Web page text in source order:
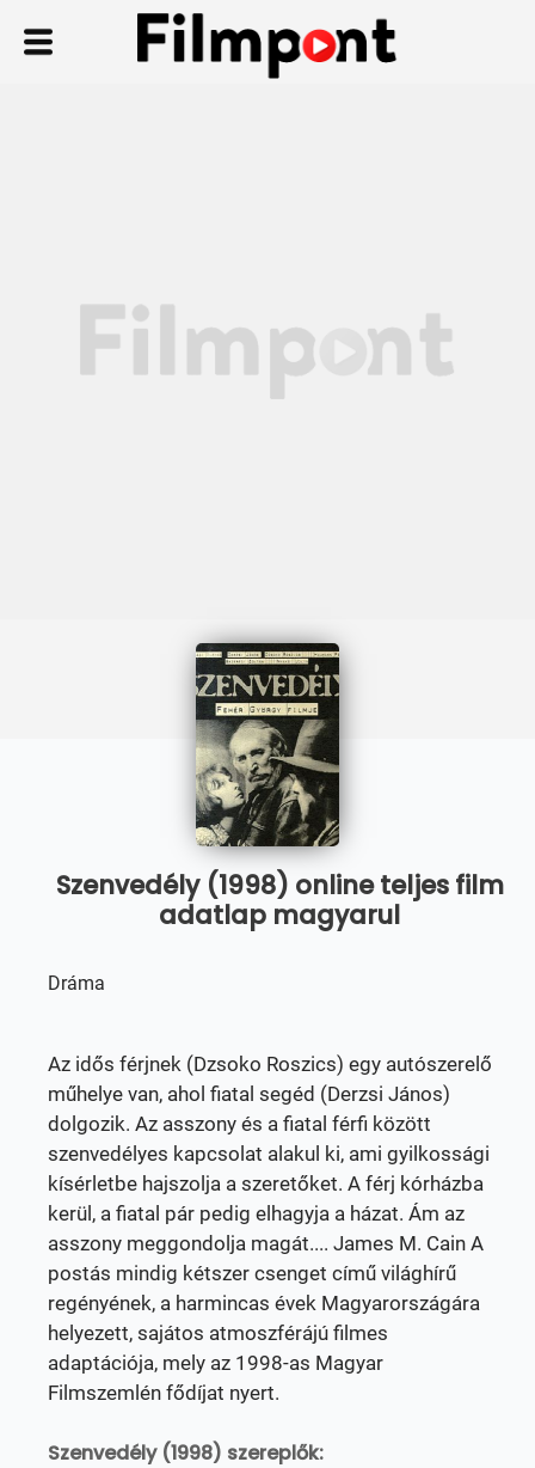
Szenvedély (1998) online teljes film
adatlap magyarul
Dráma
Az idős férjnek (Dzsoko Roszics) egy autószerelő
műhelye van, ahol fiatal segéd (Derzsi János)
dolgozik. Az asszony és a fiatal férfi között
szenvedélyes kapcsolat alakul ki, ami gyilkossági
kísérletbe hajszolja a szeretőket. A férj kórházba
kerül, a fiatal pár pedig elhagyja a házat. Ám az
asszony meggondolja magát.... James M. Cain A
postás mindig kétszer csenget című világhírű
regényének, a harmincas évek Magyarországára
helyezett, sajátos atmoszférájú filmes
adaptációja, mely az 1998-as Magyar
Filmszemlén fődíjat nyert.
Szenvedély (1998) szereplők: